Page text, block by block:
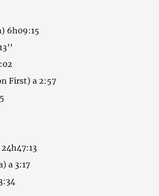
6h09:15
First) a 2:57
a 3:17